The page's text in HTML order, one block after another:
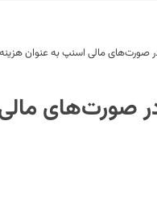
صورت‌های مالی اسنپ به عنوان
صورت‌های مالی